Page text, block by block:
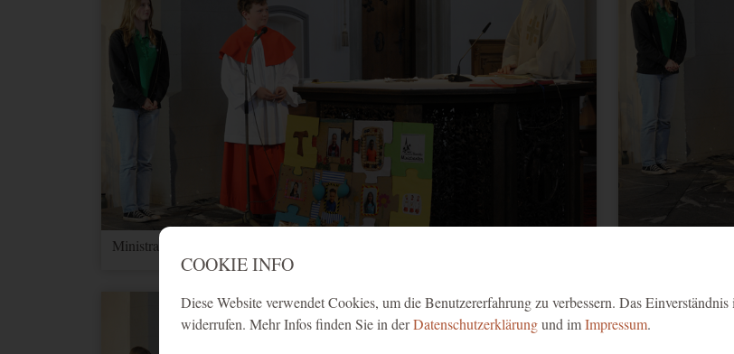
Ministrantenaufnahme 2025 - 7
COOKIE INFO
Diese Website verwendet Cookies, um die Benutzererfahrung zu verbessern. Das
widerrufen. Mehr Infos finden Sie in derDatenschutzerklärungund imImpressum.